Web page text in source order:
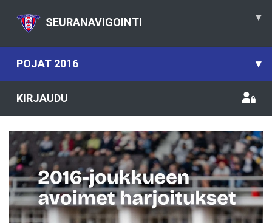
SEURANAVIGOINTI ▾
POJAT 2016 ▾
KIRJAUDU